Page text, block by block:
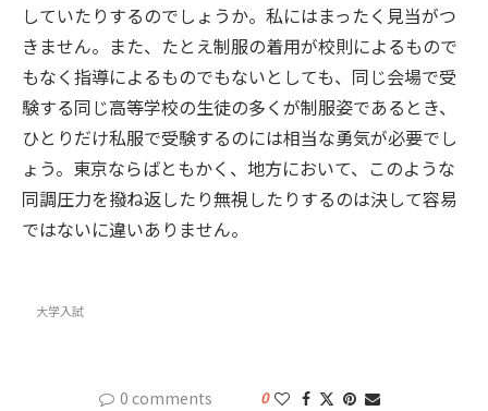
していたりするのでしょうか。私にはまったく見当がつ
きません。また、たとえ制服の着用が校則によるもので
もなく指導によるものでもないとしても、同じ会場で受
験する同じ高等学校の生徒の多くが制服姿であるとき、
ひとりだけ私服で受験するのには相当な勇気が必要でし
ょう。東京ならばともかく、地方において、このような
同調圧力を撥ね返したり無視したりするのは決して容易
ではないに違いありません。
大学入試
0 comments 0